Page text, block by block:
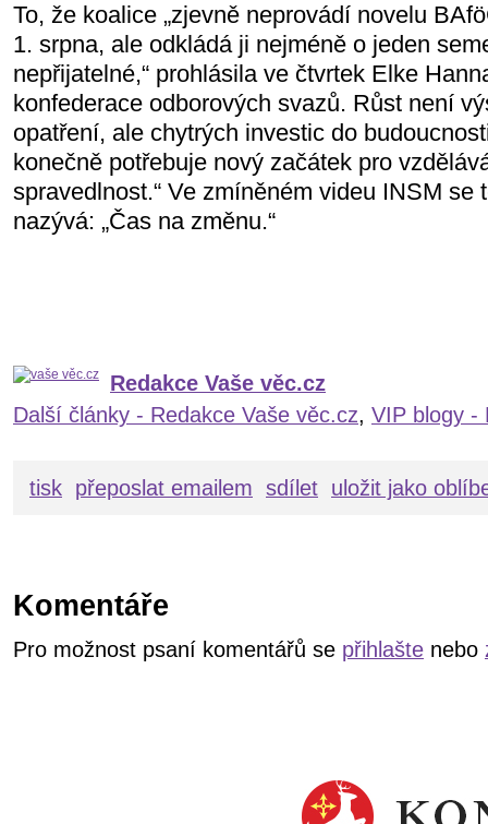
To, že koalice „zjevně neprovádí novelu
1. srpna, ale odkládá ji nejméně o jeden
nepřijatelné,“ prohlásila ve čtvrtek Elke
konfederace odborových svazů. Růst není
opatření, ale chytrých investic do
konečně potřebuje nový začátek pro
spravedlnost.“ Ve zmíněném videu INSM se
nazývá: „Čas na změnu.“
Redakce Vaše věc.cz
Další články - Redakce Vaše věc.cz, VIP blogy -
tisk přeposlat emailem sdílet uložit jako
Komentáře
Pro možnost psaní komentářů se přihlašte nebo